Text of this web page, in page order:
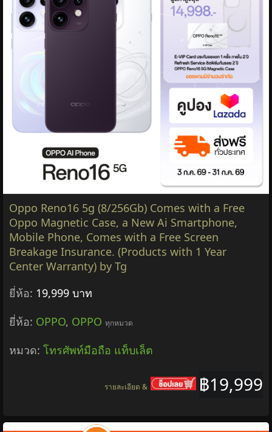
Oppo Reno16 5g (8/256Gb) Comes with a Free
Oppo Magnetic Case, a New Ai Smartphone,
Mobile Phone, Comes with a Free Screen
Breakage Insurance. (Products with 1 Year
Center Warranty) by Tg
ยี่ห้อ: 19,999 บาท
ยี่ห้อ: OPPO, OPPO ทุกหมวด
หมวด: โทรศัพท์มือถือ แท็บเล็ต
฿19,999
รายละเอียด &